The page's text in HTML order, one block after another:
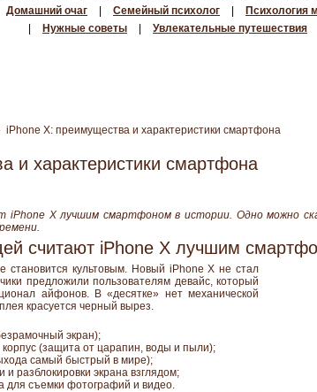
Домашний очаг Семейный психолог Психология
Нужные советы Увлекательные путешествия
iPhone X: преимущества и характеристики смартфона
и характеристики смартфона
iPhone X лучшим смартфоном в истории. Одно можно
считают iPhone X лучшим
становится культовым. Новый iPhone X не стал
предложили пользователям девайс, который
айфонов. В «десятке» нет механической
красуется черный вырез.
экран);
корпус (защита от царапин, воды и пыли);
самый быстрый в мире);
разблокировки экрана взглядом;
для съемки фотографий и видео.